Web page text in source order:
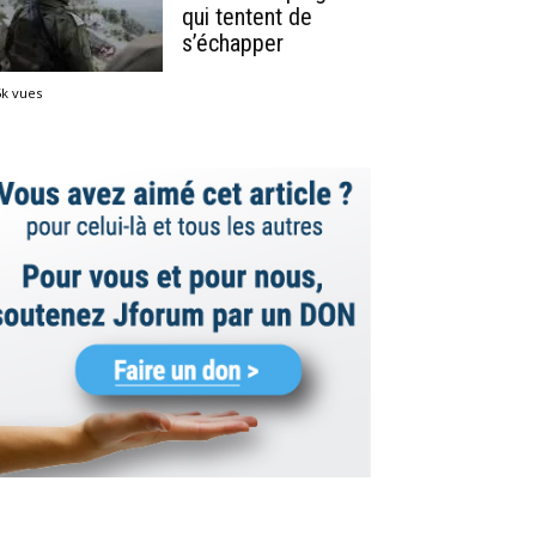
qui tentent de
s’échapper
vues